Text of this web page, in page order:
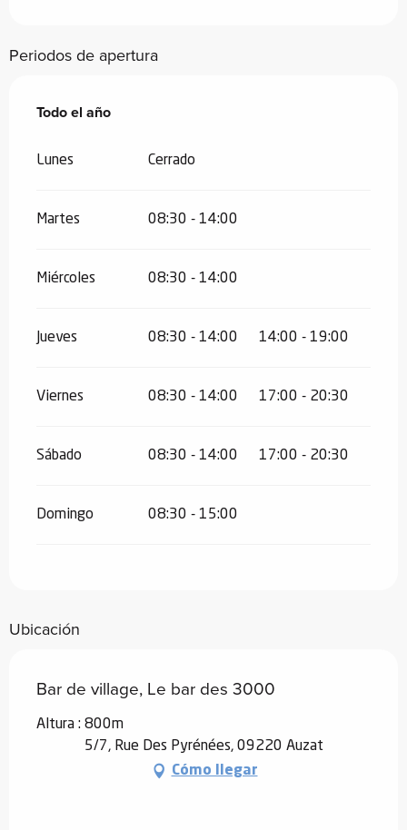
Periodos de apertura
Todo el año
Todo el año
Lunes Cerrado
Martes 08:30 - 14:00
Miércoles 08:30 - 14:00
Jueves 08:30 - 14:00 14:00 - 19:00
Viernes 08:30 - 14:00 17:00 - 20:30
Sábado 08:30 - 14:00 17:00 - 20:30
Domingo 08:30 - 15:00
Ubicación
Bar de village, Le bar des 3000
Altura : 800m
5/7, Rue Des Pyrénées, 09220 Auzat
Cómo llegar